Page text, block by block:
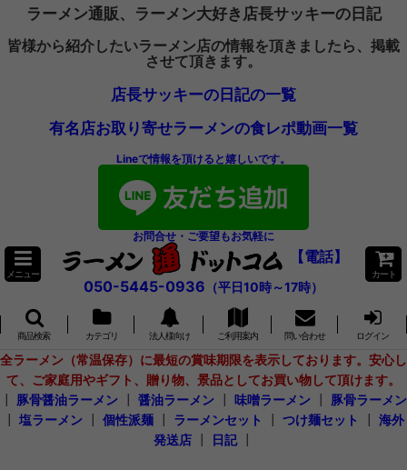
ラーメン通販、ラーメン大好き店長サッキーの日記
皆様から紹介したいラーメン店の情報を頂きましたら、掲載
させて頂きます。
店長サッキーの日記の一覧
有名店お取り寄せラーメンの食レポ動画一覧
Lineで情報を頂けると嬉しいです。
お問合せ・ご要望もお気軽に
メニュー
【電話】
050-5445-0936 （平日10時～17時）
カート
商品検索 カテゴリ 法人様向け ご利用案内 問い合わせ ログイン
全ラーメン（常温保存）に最短の賞味期限を表示しております。安心し
て、ご家庭用やギフト、贈り物、景品としてお買い物して頂けます。
豚骨醤油ラーメン 醤油ラーメン 味噌ラーメン
豚骨ラーメン
塩ラーメン 個性派麺 ラーメンセット つけ麺セット
海外
発送店
日記┃